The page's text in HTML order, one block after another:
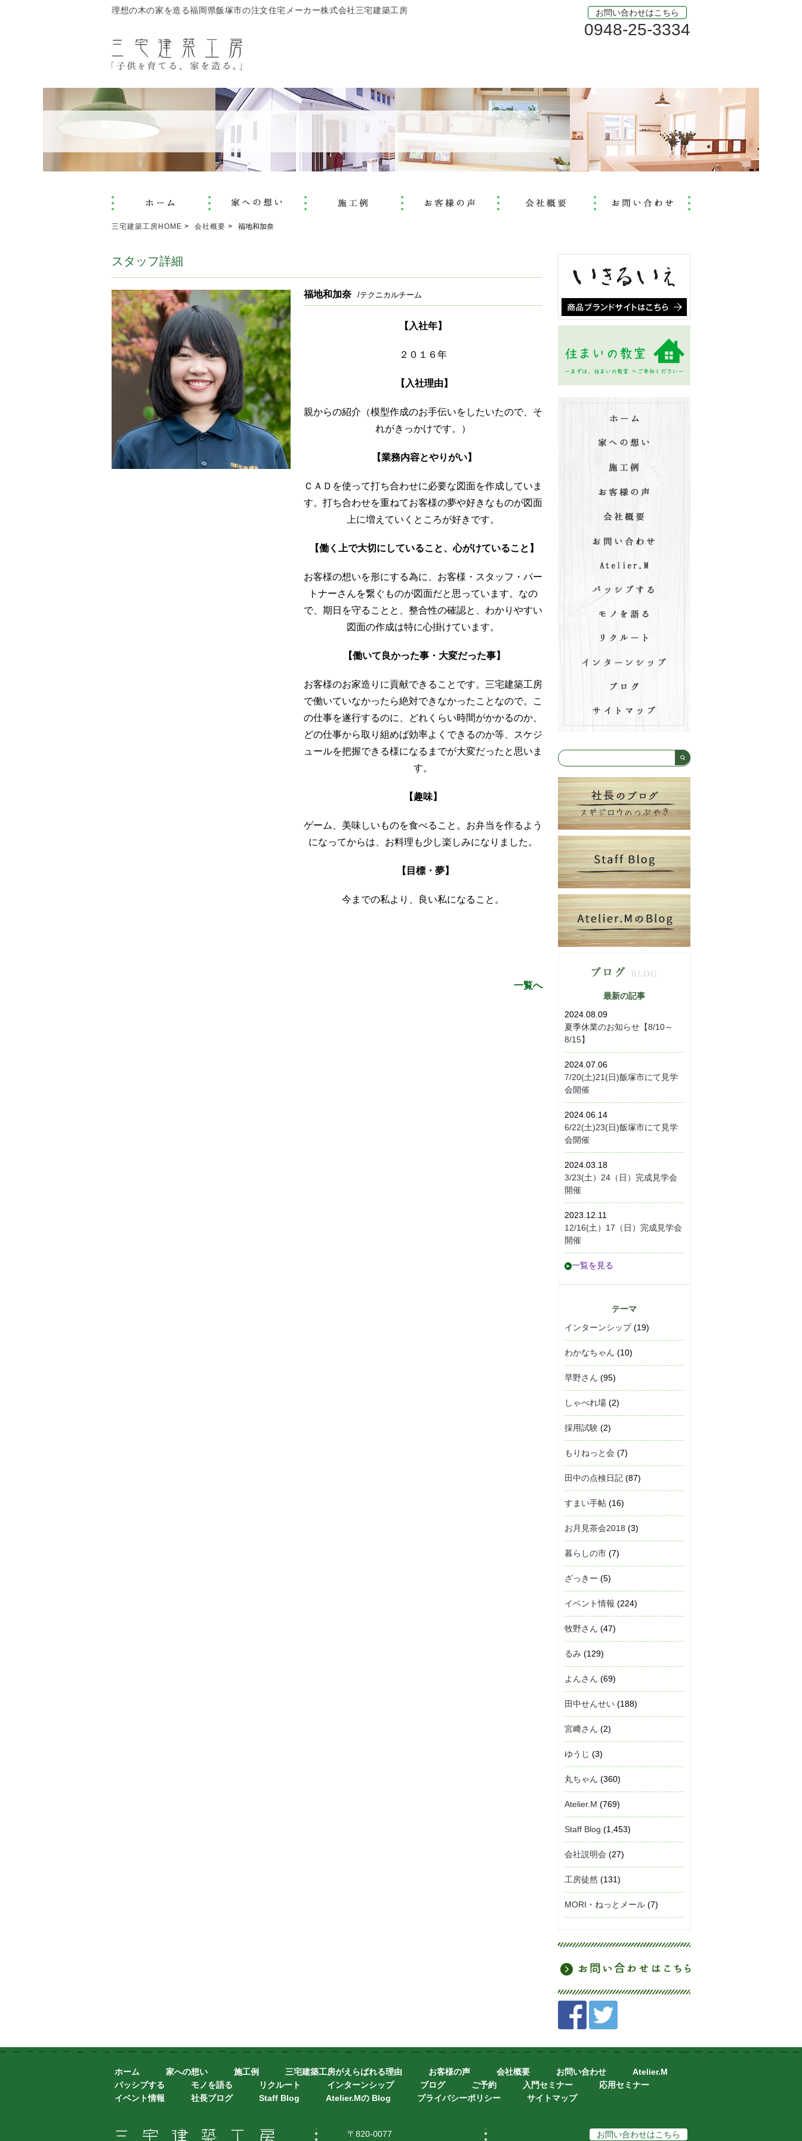
理想の木の家を造る福岡県飯塚市の注文住宅メーカー株式会社三宅建築工房 お問い合わせはこちら
0948-25-3334
三宅建築工房HOME 会社概要 福地和加奈
スタッフ詳細
福地和加奈 /テクニカルチーム
【入社年】
２０１６年
【入社理由】
親からの紹介（模型作成のお手伝いをしたいたので、そ
れがきっかけです。）
【業務内容とやりがい】
ＣＡＤを使って打ち合わせに必要な図面を作成していま
す。打ち合わせを重ねてお客様の夢や好きなものが図面
上に増えていくところが好きです。
【働く上で大切にしていること、心がけていること】
お客様の想いを形にする為に、お客様・スタッフ・パー
トナーさんを繋ぐものが図面だと思っています。なの
で、期日を守ることと、整合性の確認と、わかりやすい
図面の作成は特に心掛けています。
【働いて良かった事・大変だった事】
お客様のお家造りに貢献できることです。三宅建築工房
で働いていなかったら絶対できなかったことなので。こ
の仕事を遂行するのに、どれくらい時間がかかるのか、
どの仕事から取り組めば効率よくできるのか等、スケジ
ュールを把握できる様になるまでが大変だったと思いま
す。
【趣味】
ゲーム、美味しいものを食べること。お弁当を作るよう
になってからは、お料理も少し楽しみになりました。
【目標・夢】
今までの私より、良い私になること。
一覧へ
最新の記事
2024.08.09
夏季休業のお知らせ【8/10～
8/15】
2024.07.06
7/20(土)21(日)飯塚市にて見学
会開催
2024.06.14
6/22(土)23(日)飯塚市にて見学
会開催
2024.03.18
3/23(土）24（日）完成見学会
開催
2023.12.11
12/16(土）17（日）完成見学会
開催
一覧を見る
テーマ
インターンシップ(19)
わかなちゃん (10)
早野さん (95)
しゃべれ場 (2)
採用試験 (2)
もりねっと会 (7)
田中の点検日記 (87)
すまい手帖 (16)
お月見茶会2018 (3)
暮らしの市 (7)
ざっきー (5)
イベント情報 (224)
牧野さん (47)
るみ (129)
よんさん (69)
田中せんせい (188)
宮﨑さん (2)
ゆうじ (3)
丸ちゃん (360)
Atelier.M (769)
Staff Blog (1,453)
会社説明会 (27)
工房徒然 (131)
MORI・ねっとメール (7)
ホーム 家への想い 施工例 三宅建築工房がえらばれる理由 お客様の声 会社概要 お問い合わせ
Atelier.M
パッシブする
モノを語る リクルート インターンシップ ブログ ご予約 入門セミナー
応用セミナー
イベント情報
社長ブログ Staff Blog Atelier.Mの Blog プライバシーポリシー サイトマップ
〒820-0077
お問い合わせはこちら